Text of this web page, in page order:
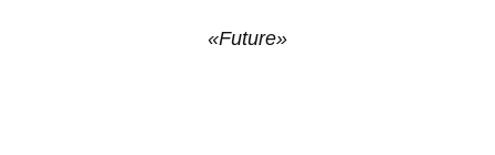
«Future»